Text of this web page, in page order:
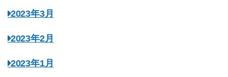
2023年3月
2023年2月
2023年1月